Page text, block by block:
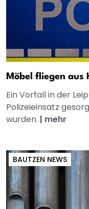
Möbel fliegen aus
Ein Vorfall in der
Polizeieinsatz
wurden. | mehr
BAUTZEN NEWS